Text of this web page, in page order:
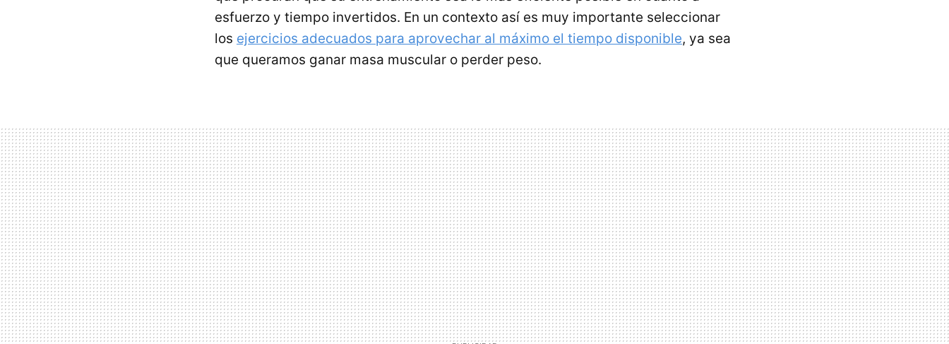
esfuerzo y tiempo invertidos. En un contexto así es muy importante seleccionar
los ejercicios adecuados para aprovechar al máximo el tiempo disponible, ya sea
que queramos ganar masa muscular o perder peso.